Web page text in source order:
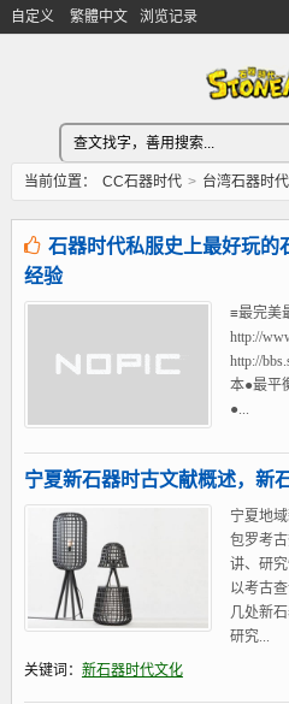
自定义 繁體中文 浏览记录
当前位置： CC石器时代 > 台湾石器时代
石器时代私服史上最好玩
经验
≡最完美
http://
http://
本●最平
●...
宁夏新石器时古文献概述，新
宁夏地
包罗考
讲、研
以考古
几处新
研究...
关键词： 新石器时代文化